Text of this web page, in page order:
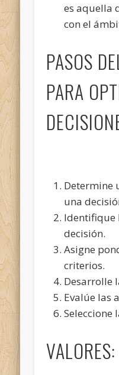
es aquella
con el
PASOS
PARA
Determine
una
Identifique
decisión.
Asigne
criterios.
Desarrolle
Evalúe las
Seleccione
VALORES: